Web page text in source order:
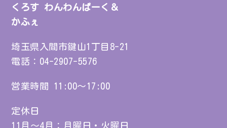
くろす わんわんぱーく＆
かふぇ
埼玉県入間市鍵山1丁目8-21
電話： 04-2907-5576
営業時間 11:00～17:00
定休日
11月～4月：月曜日・火曜日